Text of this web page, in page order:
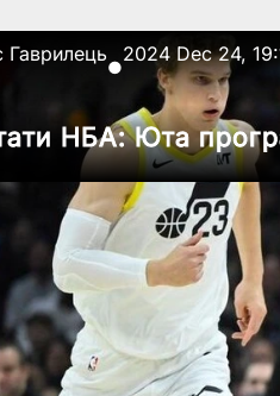
Гаврилець
●
2024 Dec 24,
НБА: Юта